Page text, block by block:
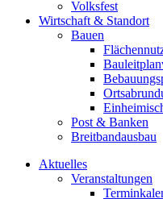
Volksfest
Wirtschaft & Standort
Bauen
Post & Banken
Breitbandausbau
Aktuelles
Veranstaltungen